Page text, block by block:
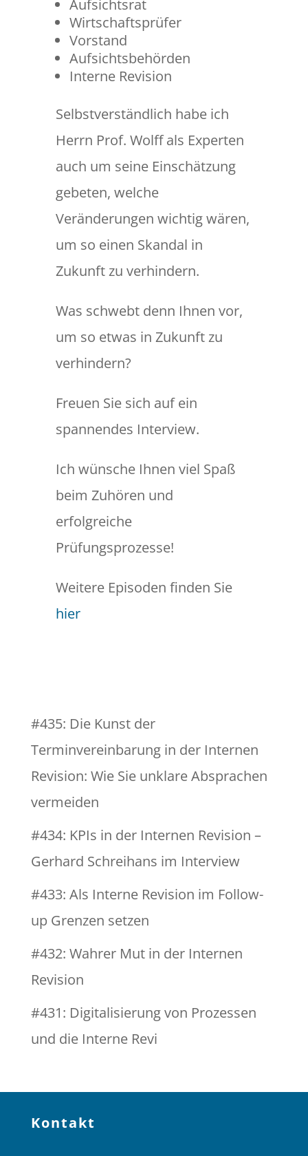
Aufsichtsrat
Wirtschaftsprüfer
Vorstand
Aufsichtsbehörden
Interne Revision
Selbstverständlich habe ich
Herrn Prof. Wolff als Experten
auch um seine Einschätzung
gebeten, welche
Veränderungen wichtig wären,
um so einen Skandal in
Zukunft zu verhindern.
Was schwebt denn Ihnen vor,
um so etwas in Zukunft zu
verhindern?
Freuen Sie sich auf ein
spannendes Interview.
Ich wünsche Ihnen viel Spaß
beim Zuhören und
erfolgreiche
Prüfungsprozesse!
Weitere Episoden finden Sie
hier
#435: Die Kunst der
Terminvereinbarung in der Internen
Revision: Wie Sie unklare Absprachen
vermeiden
#434: KPIs in der Internen Revision –
Gerhard Schreihans im Interview
#433: Als Interne Revision im Follow-
up Grenzen setzen
#432: Wahrer Mut in der Internen
Revision
#431: Digitalisierung von Prozessen
und die Interne Revi
Kontakt